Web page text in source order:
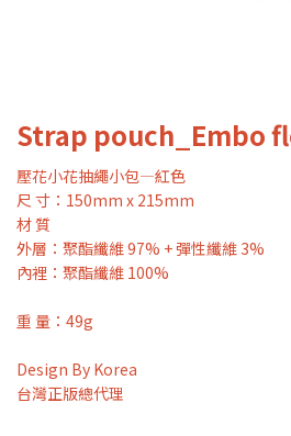
Strap pouch_Embo
壓花小花抽繩小包—紅色
尺 寸：150mm x 215mm
材 質
外層：聚酯纖維 97% + 彈性纖維 3%
內裡：聚酯纖維 100%
重 量：49g
Design By Korea
台灣正版總代理